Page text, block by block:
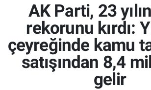
AK Parti, 23
rekorunu kırdı:
çeyreğinde kamu
satışından 8,4
gelir